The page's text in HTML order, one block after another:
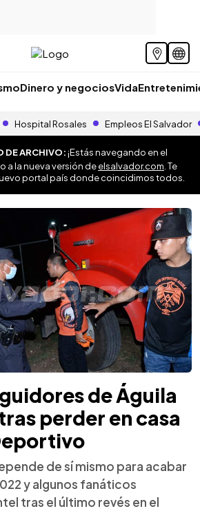
Dinero y negociosVida
Hospital Rosales Empleos El Salvador
DE ARCHIVO:¡Estás navegando en el
a la nueva versión deelsalvador.com . Te
portal país donde coincidimos todos.
de Águila
perder en casa
de sí mismo para acabar
y algunos fanáticos
tras el último revés en el